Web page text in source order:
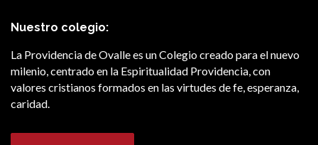
Nuestro colegio:
La Providencia de Ovalle es un Colegio creado para el nuevo
milenio, centrado en la Espiritualidad Providencia, con
valores cristianos formados en las virtudes de fe, esperanza,
caridad.